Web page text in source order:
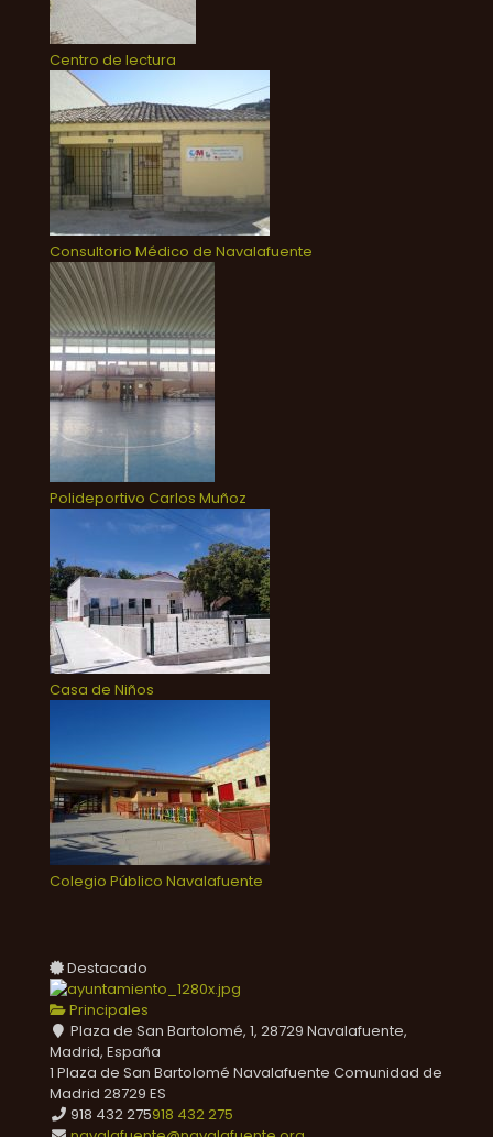
Centro de lectura
Consultorio Médico de Navalafuente
Polideportivo Carlos Muñoz
Casa de Niños
Colegio Público Navalafuente
Destacado
Principales
Plaza de San Bartolomé, 1, 28729 Navalafuente,
Madrid, España
1 Plaza de San Bartolomé Navalafuente Comunidad de
Madrid 28729 ES
918 432 275918 432 275